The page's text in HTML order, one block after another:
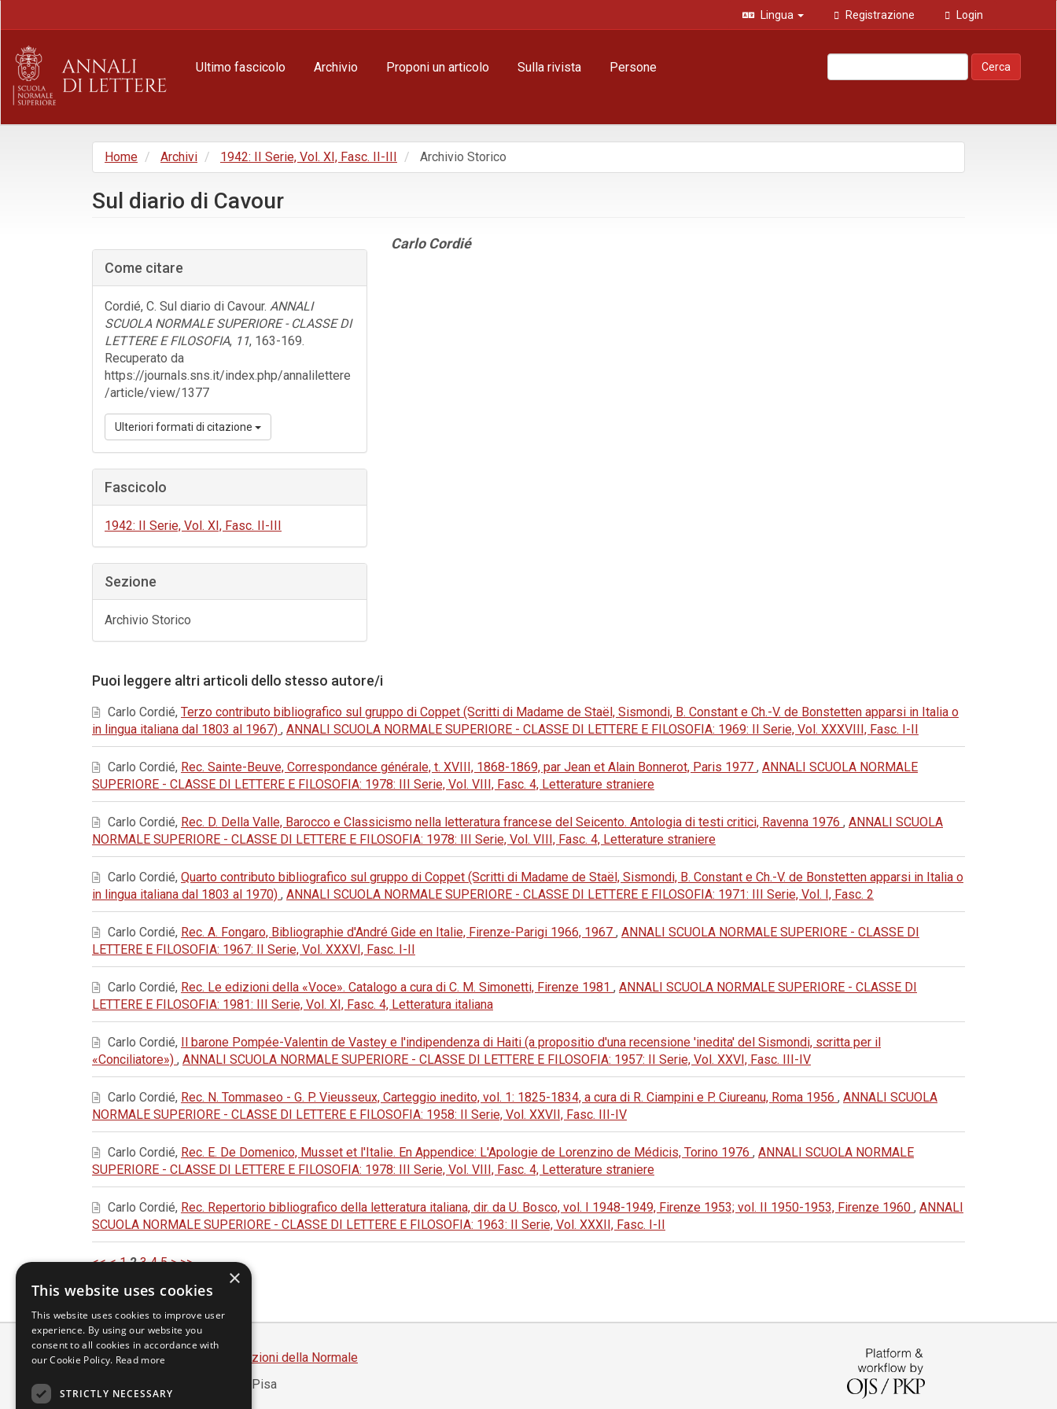
principale
Barra
laterale
Lingua Registrazione Login
Ultimo fascicolo Archivio Proponi un articolo Sulla rivista Persone Cerca
Home Archivi 1942: II Serie, Vol. XI, Fasc. II-III Archivio Storico
Sul diario di Cavour
laterale
dell'articolo
Come citare
Cordié, C. Sul diario di Cavour. ANNALI
SCUOLA NORMALE SUPERIORE - CLASSE DI
LETTERE E FILOSOFIA, 11, 163-169.
Recuperato da
https://journals.sns.it/index.php/annalilettere
/article/view/1377
Ulteriori formati di citazione
Fascicolo
1942: II Serie, Vol. XI, Fasc. II-III
Sezione
Archivio Storico
Contenuto
Carlo Cordié
Puoi leggere altri articoli dello stesso autore/i
Carlo Cordié, Terzo contributo bibliografico sul gruppo di Coppet (Scritti di Madame de Staël, Sismondi, B. Constant e Ch.-V. de Bonstetten apparsi in Italia o
in lingua italiana dal 1803 al 1967) , ANNALI SCUOLA NORMALE SUPERIORE - CLASSE DI LETTERE E FILOSOFIA: 1969: II Serie, Vol. XXXVIII, Fasc. I-II
Carlo Cordié, Rec. Sainte-Beuve, Correspondance générale, t. XVIII, 1868-1869, par Jean et Alain Bonnerot, Paris 1977 , ANNALI SCUOLA NORMALE
SUPERIORE - CLASSE DI LETTERE E FILOSOFIA: 1978: III Serie, Vol. VIII, Fasc. 4, Letterature straniere
Carlo Cordié, Rec. D. Della Valle, Barocco e Classicismo nella letteratura francese del Seicento. Antologia di testi critici, Ravenna 1976 , ANNALI SCUOLA
NORMALE SUPERIORE - CLASSE DI LETTERE E FILOSOFIA: 1978: III Serie, Vol. VIII, Fasc. 4, Letterature straniere
Carlo Cordié, Quarto contributo bibliografico sul gruppo di Coppet (Scritti di Madame de Staël, Sismondi, B. Constant e Ch.-V. de Bonstetten apparsi in Italia o
in lingua italiana dal 1803 al 1970) , ANNALI SCUOLA NORMALE SUPERIORE - CLASSE DI LETTERE E FILOSOFIA: 1971: III Serie, Vol. I, Fasc. 2
Carlo Cordié, Rec. A. Fongaro, Bibliographie d'André Gide en Italie, Firenze-Parigi 1966, 1967 , ANNALI SCUOLA NORMALE SUPERIORE - CLASSE DI
LETTERE E FILOSOFIA: 1967: II Serie, Vol. XXXVI, Fasc. I-II
Carlo Cordié, Rec. Le edizioni della «Voce». Catalogo a cura di C. M. Simonetti, Firenze 1981 , ANNALI SCUOLA NORMALE SUPERIORE - CLASSE DI
LETTERE E FILOSOFIA: 1981: III Serie, Vol. XI, Fasc. 4, Letteratura italiana
Carlo Cordié, Il barone Pompée-Valentin de Vastey e l'indipendenza di Haiti (a propositio d'una recensione 'inedita' del Sismondi, scritta per il
«Conciliatore») , ANNALI SCUOLA NORMALE SUPERIORE - CLASSE DI LETTERE E FILOSOFIA: 1957: II Serie, Vol. XXVI, Fasc. III-IV
Carlo Cordié, Rec. N. Tommaseo - G. P. Vieusseux, Carteggio inedito, vol. 1: 1825-1834, a cura di R. Ciampini e P. Ciureanu, Roma 1956 , ANNALI SCUOLA
NORMALE SUPERIORE - CLASSE DI LETTERE E FILOSOFIA: 1958: II Serie, Vol. XXVII, Fasc. III-IV
Carlo Cordié, Rec. E. De Domenico, Musset et l'Italie. En Appendice: L'Apologie de Lorenzino de Médicis, Torino 1976 , ANNALI SCUOLA NORMALE
SUPERIORE - CLASSE DI LETTERE E FILOSOFIA: 1978: III Serie, Vol. VIII, Fasc. 4, Letterature straniere
Carlo Cordié, Rec. Repertorio bibliografico della letteratura italiana, dir. da U. Bosco, vol. I 1948-1949, Firenze 1953; vol. II 1950-1953, Firenze 1960 , ANNALI
SCUOLA NORMALE SUPERIORE - CLASSE DI LETTERE E FILOSOFIA: 1963: II Serie, Vol. XXXII, Fasc. I-II
<< < 1 2 3 4 5 > >>
Scuola Normale Superiore
Edizioni della Normale
Piazza dei Cavalieri, 7 - 56126 Pisa
×
This website uses cookies
This website uses cookies to improve user
experience. By using our website you
consent to all cookies in accordance with
our Cookie Policy. Read more
STRICTLY NECESSARY